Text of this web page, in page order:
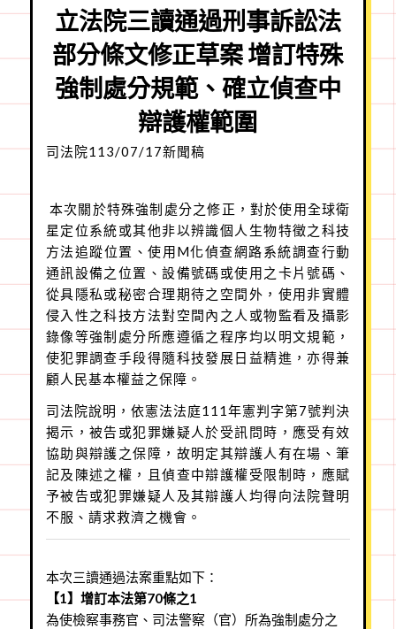
立法院三讀通過刑事訴訟法
部分條文修正草案 增訂特殊
強制處分規範、確立偵查中
辯護權範圍
司法院113/07/17新聞稿
本次關於特殊強制處分之修正，對於使用全球衛
星定位系統或其他非以辨識個人生物特徵之科技
方法追蹤位置、使用M化偵查網路系統調查行動
通訊設備之位置、設備號碼或使用之卡片號碼、
從具隱私或秘密合理期待之空間外，使用非實體
侵入性之科技方法對空間內之人或物監看及攝影
錄像等強制處分所應遵循之程序均以明文規範，
使犯罪調查手段得隨科技發展日益精進，亦得兼
顧人民基本權益之保障。
司法院說明，依憲法法庭111年憲判字第7號判決
揭示，被告或犯罪嫌疑人於受訊問時，應受有效
協助與辯護之保障，故明定其辯護人有在場、筆
記及陳述之權，且偵查中辯護權受限制時，應賦
予被告或犯罪嫌疑人及其辯護人均得向法院聲明
不服、請求救濟之機會。
本次三讀通過法案重點如下：
【1】增訂本法第70條之1
為使檢察事務官、司法警察（官）所為強制處分之